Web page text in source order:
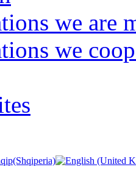
we are
we